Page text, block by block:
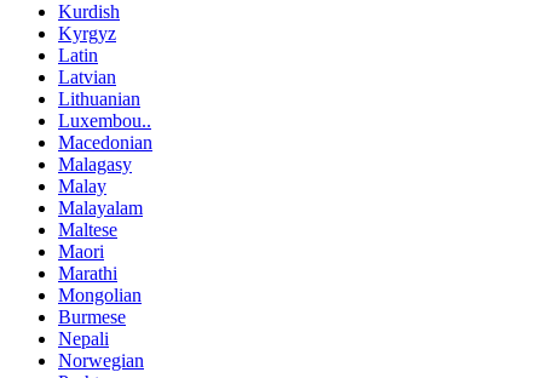
Kurdish
Kyrgyz
Latin
Latvian
Lithuanian
Luxembou..
Macedonian
Malagasy
Malay
Malayalam
Maltese
Maori
Marathi
Mongolian
Burmese
Nepali
Norwegian